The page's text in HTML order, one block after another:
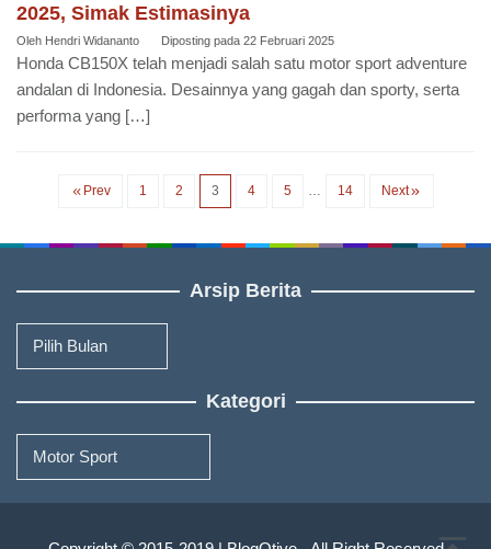
2025, Simak Estimasinya
Oleh Hendri Widananto Diposting pada 22 Februari 2025
Honda CB150X telah menjadi salah satu motor sport adventure
andalan di Indonesia. Desainnya yang gagah dan sporty, serta
performa yang […]
Prev 1 2 3 4 5 … 14 Next
Arsip Berita
Kategori